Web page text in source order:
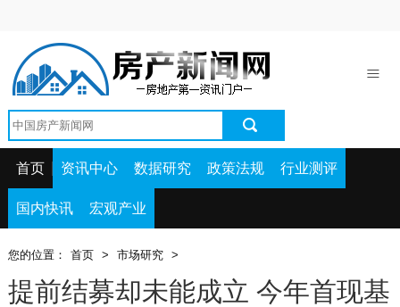
资讯中心
政策法规
国内快讯
首页 资讯中心 数据研究 政策法规 行业测评
国内快讯 宏观产业
您的位置： 首页 > 市场研究 >
提前结募却未能成立 今年首现基